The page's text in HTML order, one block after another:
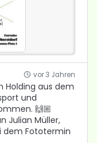
vor 3 Jahren
Holding aus dem
und
🙌🏼
Julian Müller,
dem Fototermin